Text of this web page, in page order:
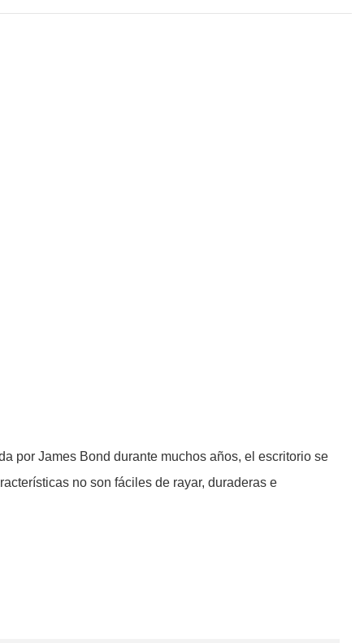
por James Bond durante muchos años, el escritorio se
no son fáciles de rayar, duraderas e